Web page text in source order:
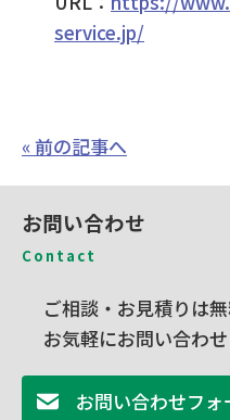
service.jp/
« 前の記事へ
お問い合わせ
Contact
ご相談・お見積りは
お気軽にお問い合わせ
お問い合わせフォ